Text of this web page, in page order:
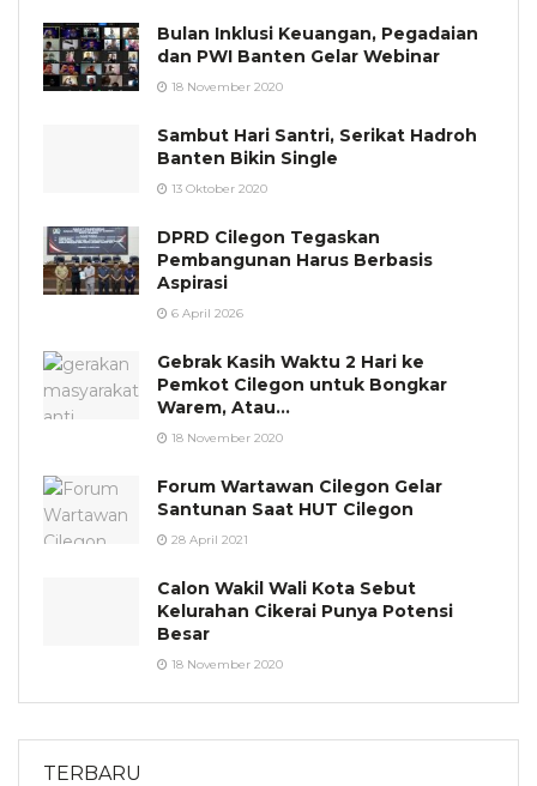
Bulan Inklusi Keuangan, Pegadaian
dan PWI Banten Gelar Webinar
18 November 2020
Sambut Hari Santri, Serikat Hadroh
Banten Bikin Single
13 Oktober 2020
DPRD Cilegon Tegaskan
Pembangunan Harus Berbasis
Aspirasi
6 April 2026
Gebrak Kasih Waktu 2 Hari ke
Pemkot Cilegon untuk Bongkar
Warem, Atau…
18 November 2020
Forum Wartawan Cilegon Gelar
Santunan Saat HUT Cilegon
28 April 2021
Calon Wakil Wali Kota Sebut
Kelurahan Cikerai Punya Potensi
Besar
18 November 2020
TERBARU